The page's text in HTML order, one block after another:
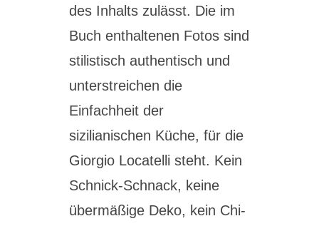
des Inhalts zulässt. Die im
Buch enthaltenen Fotos sind
stilistisch authentisch und
unterstreichen die
Einfachheit der
sizilianischen Küche, für die
Giorgio Locatelli steht. Kein
Schnick-Schnack, keine
übermäßige Deko, kein Chi-